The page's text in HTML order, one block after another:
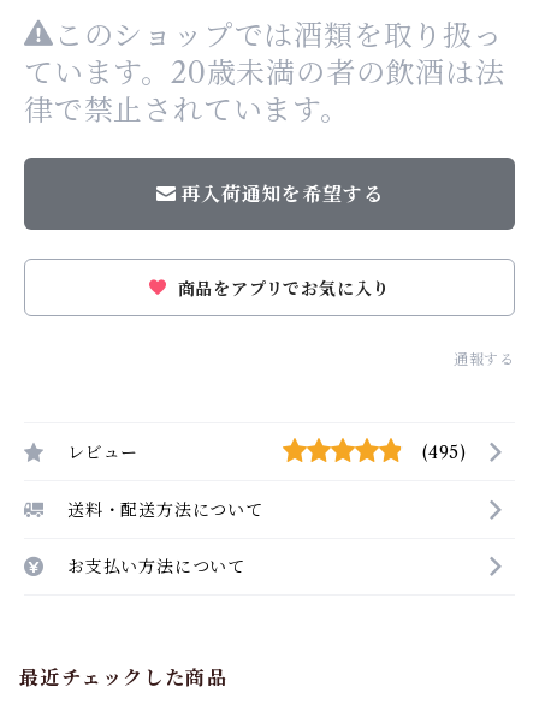
このショップでは酒類を取り扱っ
ています。20歳未満の者の飲酒は法
律で禁止されています。
再入荷通知を希望する
商品をアプリでお気に入り
通報する
レビュー (495)
送料・配送方法について
お支払い方法について
最近チェックした商品